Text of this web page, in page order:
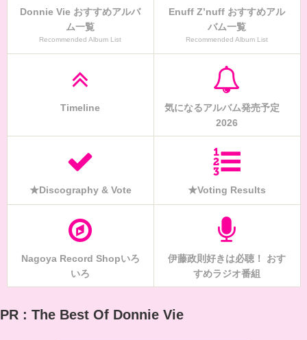
Donnie Vie おすすめアルバ
ム一覧
Recommended Album List
Enuff Z’nuff おすすめアル
バム一覧
Recommended Album List
Timeline
気になるアルバム発売予定
2026
★Discography & Vote ★Voting Results
Nagoya Record Shopいろ
いろ
伊藤政則好きは必聴！ おす
すめラジオ番組
PR : The Best Of Donnie Vie